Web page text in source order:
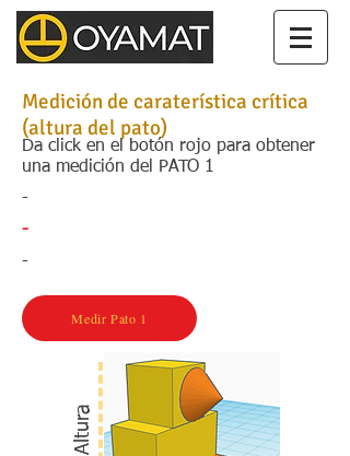
Medición de caraterística crítica
(altura del pato)
Da click en el botón rojo para obtener
una medición del PATO 1
-
-
-
Medir Pato 1
Altura